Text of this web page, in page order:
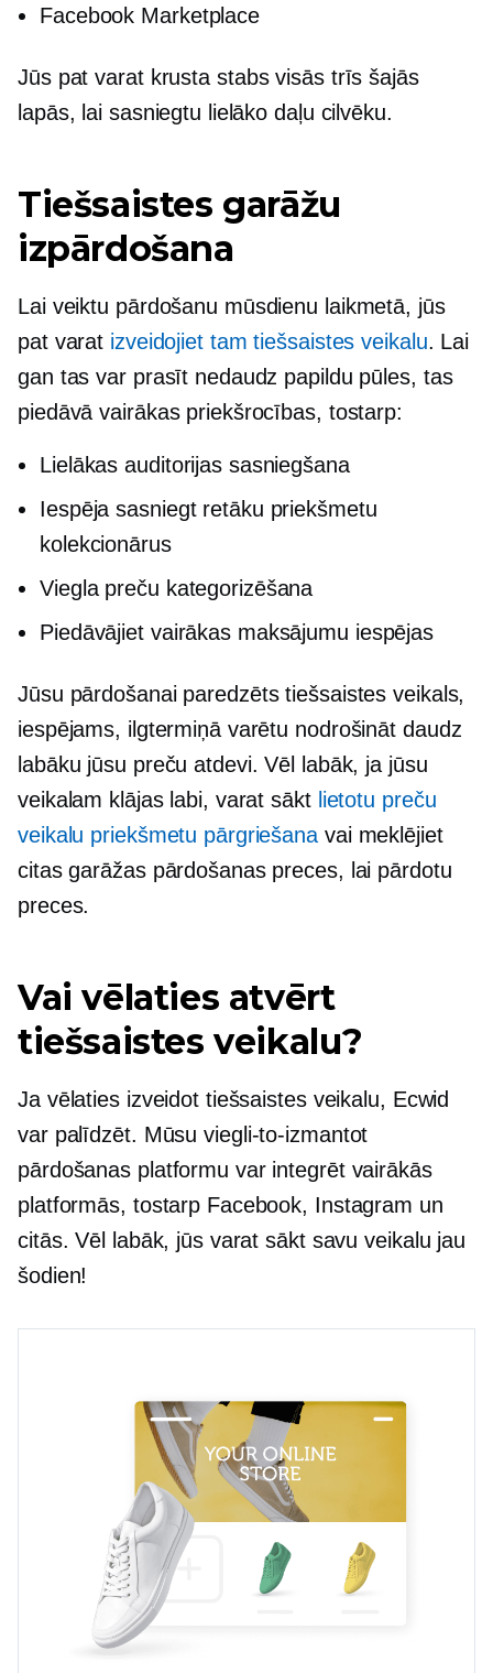
Facebook Marketplace
Jūs pat varat krusta stabsvisās trīs šajās
lapās, lai sasniegtu lielāko daļu cilvēku.
Tiešsaistes garāžu
izpārdošana
Lai veiktu pārdošanu mūsdienu laikmetā, jūs
pat varat izveidojiet tam tiešsaistes veikalu. Lai
gan tas var prasīt nedaudz papildu pūles, tas
piedāvā vairākas priekšrocības, tostarp:
Lielākas auditorijas sasniegšana
Iespēja sasniegt retāku priekšmetu
kolekcionārus
Viegla preču kategorizēšana
Piedāvājiet vairākas maksājumu iespējas
Jūsu pārdošanai paredzēts tiešsaistes veikals,
iespējams, ilgtermiņā varētu nodrošināt daudz
labāku jūsu preču atdevi. Vēl labāk, ja jūsu
veikalam klājas labi, varat sākt lietotu preču
veikalu priekšmetu pārgriešana vai meklējiet
citas garāžas pārdošanas preces, lai pārdotu
preces.
Vai vēlaties atvērt
tiešsaistes veikalu?
Ja vēlaties izveidot tiešsaistes veikalu, Ecwid
var palīdzēt. Mūsuviegli-to-izmantot
pārdošanas platformu var integrēt vairākās
platformās, tostarp Facebook, Instagram un
citās. Vēl labāk, jūs varat sākt savu veikalu jau
šodien!